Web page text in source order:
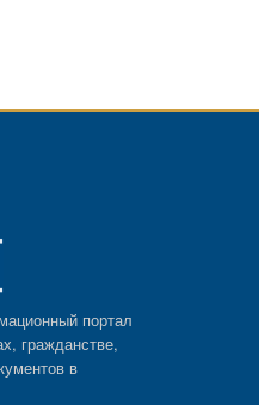
портал
гражданстве,
в